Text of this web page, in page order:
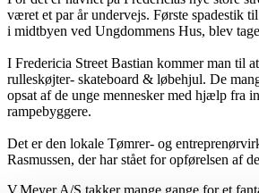
været et par år undervejs. Første spadestik
i midtbyen ved Ungdommens Hus, blev
I Fredericia Street Bastian kommer man til
rulleskøjter- skateboard & løbehjul. De
opsat af de unge mennesker med hjælp fra
rampebyggere.
Det er den lokale Tømrer- og
Rasmussen, der har stået for opførelsen af